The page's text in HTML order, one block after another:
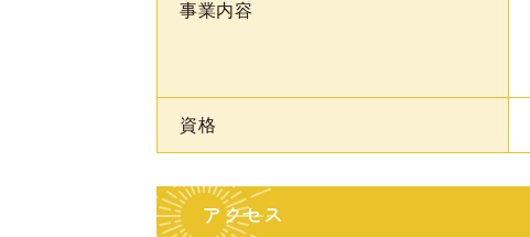
事業内容
資格
アクセス